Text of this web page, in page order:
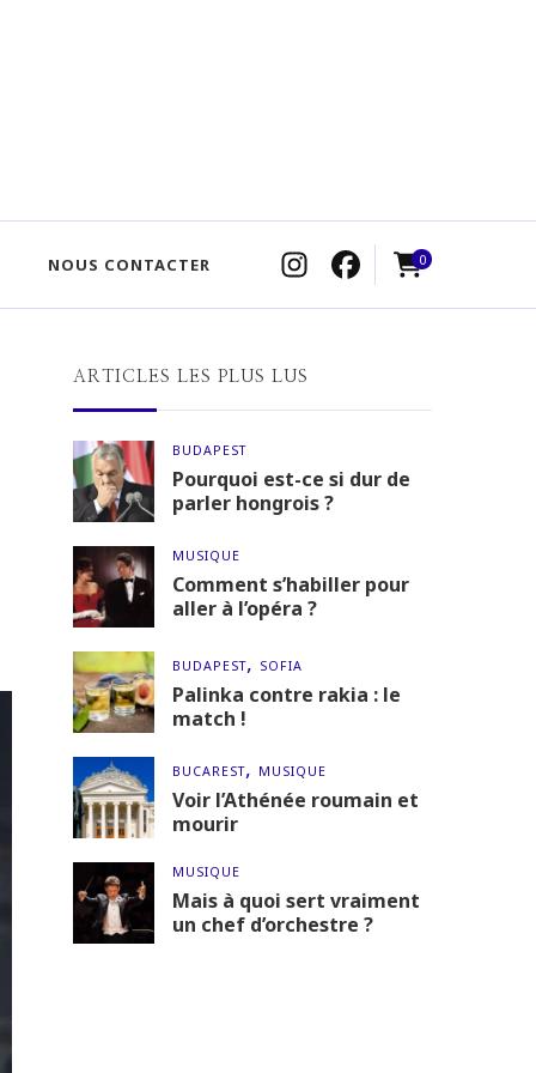
NOUS CONTACTER 0
ARTICLES LES PLUS LUS
BUDAPEST
Pourquoi est-ce si dur de
parler hongrois ?
MUSIQUE
Comment s’habiller pour
aller à l’opéra ?
BUDAPEST SOFIA
Palinka contre rakia : le
match !
BUCAREST MUSIQUE
Voir l’Athénée roumain et
mourir
MUSIQUE
Mais à quoi sert vraiment
un chef d’orchestre ?